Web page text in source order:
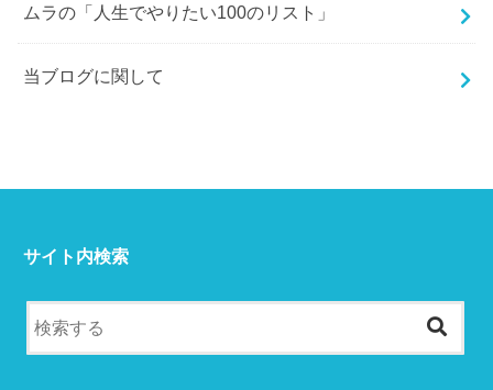
ムラの「人生でやりたい100のリスト」
当ブログに関して
サイト内検索